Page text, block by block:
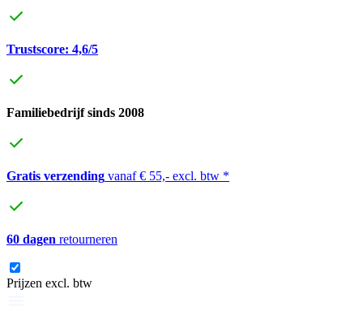
Trustscore: 4,6/5
Familiebedrijf sinds 2008
Gratis verzending vanaf € 55,- excl. btw *
60 dagen retourneren
Prijzen excl. btw